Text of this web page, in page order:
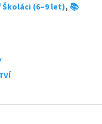
Školáci (6–9 let), 📚